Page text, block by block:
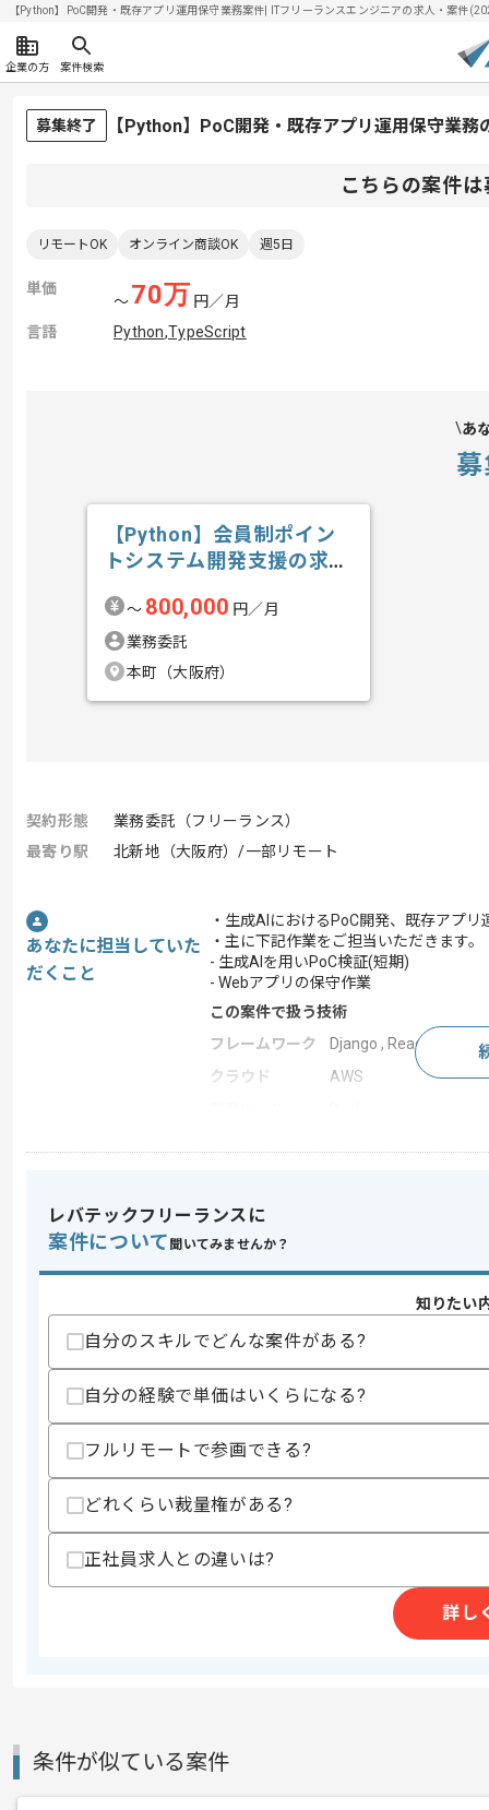
【Python】PoC開発・既存アプリ運用保守業務案件| ITフリーランスエンジニアの求人・案件
企業の方 案件検索
募集終了 【Python】PoC開発・既存アプリ運用保守業
こちらの案件
リモートOK オンライン商談OK 週5日
単価
〜70万 円／月
言語
Python,TypeScript
あ
【Python】会員制ポイン
トシステム開発支援の求
〜 800,000 円／月
業務委託
本町（大阪府）
契約形態
業務委託（フリーランス）
最寄り駅
北新地（大阪府）/一部リモート
あなたに担当していた
だくこと
・生成AIにおけるPoC開発、既存アプ
・主に下記作業をご担当いただきます。
- 生成AIを用いPoC検証(短期)
- Webアプリの保守作業
この案件で扱う技術
フレームワーク
Django , React
クラウド
AWS
スキル
・Pythonを用いた開発経験
・Djangoを用いた実装経験
歓迎スキル
・以下開発環境での実務経験
- TypeScriptを用いた開発経験
- Reactを用いた実装経験
スキルに不安がある方へ
上記に似た経験やスキルをお持ちであれば申
精算条件
有
150時間〜200時間
その他募集要項
商談回数
レバテックフリーランスに
案件について 聞いてみませんか？
知りたい
自分のスキルでどんな案件がある?
自分の経験で単価はいくらになる?
フルリモートで参画できる?
どれくらい裁量権がある?
正社員求人との違いは?
詳し
条件が似ている案件